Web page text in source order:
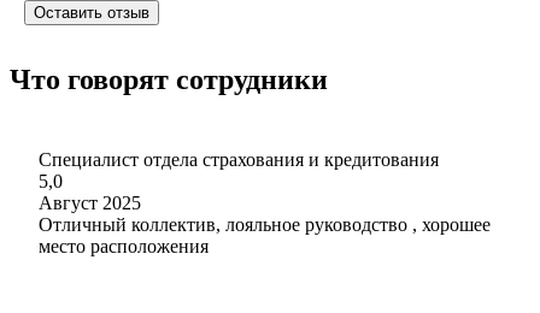
Оставить отзыв
Что говорят сотрудники
Специалист отдела страхования и кредитования
5,0
Август 2025
Отличный коллектив, лояльное руководство , хорошее
место расположения